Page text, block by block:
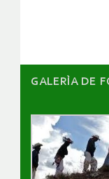
GALERÌA DE